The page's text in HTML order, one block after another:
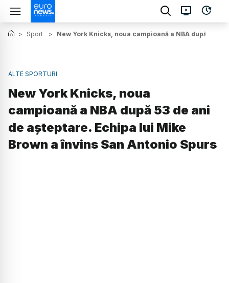
> Sport > New York Knicks, noua campioană a NBA după 53
ALTE SPORTURI
New York Knicks, noua
campioană a NBA după 53 de ani
de așteptare. Echipa lui Mike
Brown a învins San Antonio Spurs